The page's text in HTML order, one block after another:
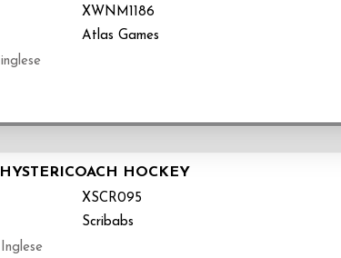
XWNM1186
Atlas Games
HOCKEY
XSCR095
Scribabs